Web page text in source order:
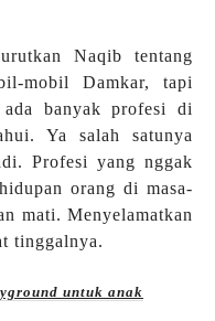
Naqib tentang
mobil Damkar, tapi
banyak profesi di
Ya salah satunya
Profesi yang nggak
orang di masa-
mati. Menyelamatkan
tinggalnya.
untuk anak